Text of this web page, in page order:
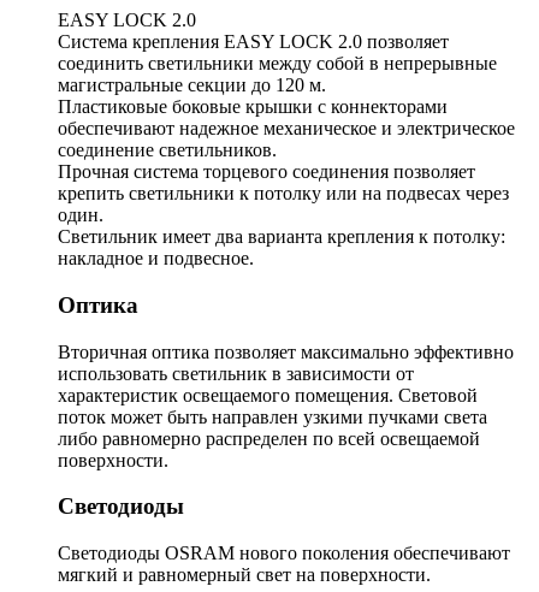
EASY LOCK 2.0
Система крепления EASY LOCK 2.0 позволяет
соединить светильники между собой в непрерывные
магистральные секции до 120 м.
Пластиковые боковые крышки с коннекторами
обеспечивают надежное механическое и электрическое
соединение светильников.
Прочная система торцевого соединения позволяет
крепить светильники к потолку или на подвесах через
один.
Светильник имеет два варианта крепления к потолку:
накладное и подвесное.
Оптика
Вторичная оптика позволяет максимально эффективно
использовать светильник в зависимости от
характеристик освещаемого помещения. Световой
поток может быть направлен узкими пучками света
либо равномерно распределен по всей освещаемой
поверхности.
Светодиоды
Светодиоды OSRAM нового поколения обеспечивают
мягкий и равномерный свет на поверхности.